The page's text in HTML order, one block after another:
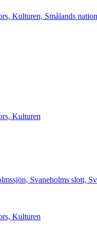
Kulturen, Smålands
Kulturen
Svaneholms slott,
Kulturen